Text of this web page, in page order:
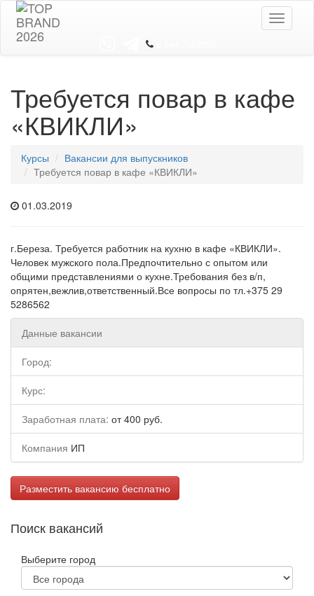
Toggle
Требуется повар в кафе
«КВИКЛИ»
Курсы
Вакансии для выпускников
Требуется повар в кафе «КВИКЛИ»
01.03.2019
г.Береза. Требуется работник на кухню в кафе «КВИКЛИ».
Человек мужского пола.Предпочтительно с опытом или
общими представлениями о кухне.Требования без в/п,
опрятен,вежлив,ответственный.Все вопросы по тл.+375 29
5286562
Данные вакансии
Город:
Курс:
Заработная плата: от 400 руб.
Компания ИП
Разместить вакансию бесплатно
Поиск вакансий
Выберите город